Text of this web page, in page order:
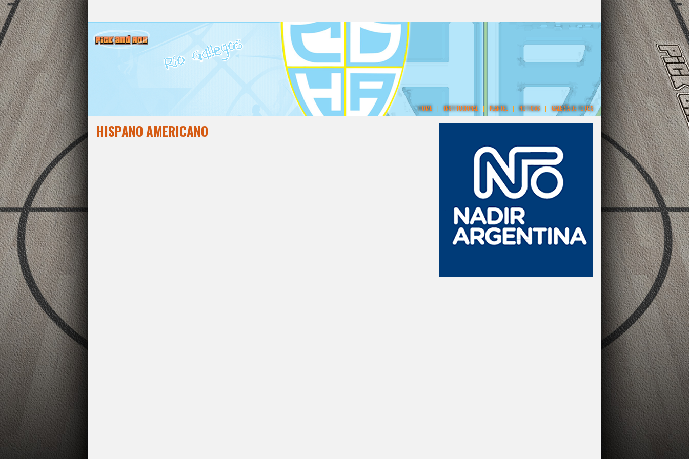
HOME | INSTITUCIONAL | PLANTEL | NOTICIAS | GALERÍA DE FOTOS
HISPANO AMERICANO